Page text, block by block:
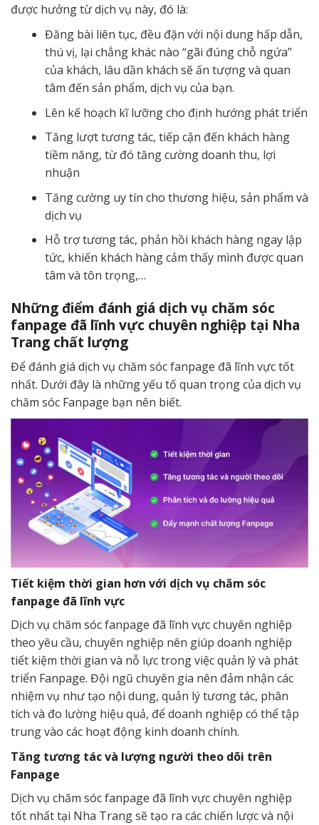
được hưởng từ dịch vụ này, đó là:
Đăng bài liên tục, đều đặn với nội dung hấp dẫn,
thú vị, lại chẳng khác nào “gãi đúng chỗ ngứa”
của khách, lâu dần khách sẽ ấn tượng và quan
tâm đến sản phẩm, dịch vụ của bạn.
Lên kế hoạch kĩ lưỡng cho định hướng phát triển
Tăng lượt tương tác, tiếp cận đến khách hàng
tiềm năng, từ đó tăng cường doanh thu, lợi
nhuận
Tăng cường uy tín cho thương hiệu, sản phẩm và
dịch vụ
Hỗ trợ tương tác, phản hồi khách hàng ngay lập
tức, khiến khách hàng cảm thấy mình được quan
tâm và tôn trọng,…
Những điểm đánh giá dịch vụ chăm sóc
fanpage đã lĩnh vực chuyên nghiệp tại Nha
Trang chất lượng
Để đánh giá dịch vụ chăm sóc fanpage đã lĩnh vực tốt
nhất. Dưới đây là những yếu tố quan trọng của dịch vụ
chăm sóc Fanpage bạn nên biết.
Tiết kiệm thời gian hơn với dịch vụ chăm sóc
fanpage đã lĩnh vực
Dịch vụ chăm sóc fanpage đã lĩnh vực chuyên nghiệp
theo yêu cầu, chuyên nghiệp nên giúp doanh nghiệp
tiết kiệm thời gian và nỗ lực trong việc quản lý và phát
triển Fanpage. Đội ngũ chuyên gia nên đảm nhận các
nhiệm vụ như tạo nội dung, quản lý tương tác, phân
tích và đo lường hiệu quả, để doanh nghiệp có thể tập
trung vào các hoạt động kinh doanh chính.
Tăng tương tác và lượng người theo dõi trên
Fanpage
Dịch vụ chăm sóc fanpage đã lĩnh vực chuyên nghiệp
tốt nhất tại Nha Trang sẽ tạo ra các chiến lược và nội